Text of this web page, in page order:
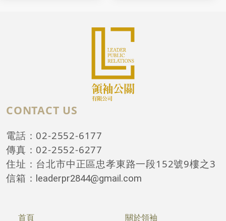
CONTACT US
電話：02-2552-6177
傳真：02-2552-6277
住址：台北市中正區忠孝東路一段152號9樓之3
信箱： leaderpr2844@gmail.com
首頁 關於領袖